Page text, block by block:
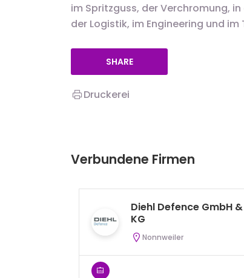
im Spritzguss, der Verchromung,
der Logistik, im Engineering und im
SHARE
Druckerei
Verbundene Firmen
Diehl Defence GmbH
KG
Nonnweiler